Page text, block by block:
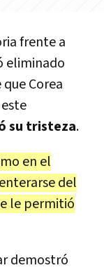
frente a
eliminado
Corea
su tristeza.
en el
del
le permitió
demostró